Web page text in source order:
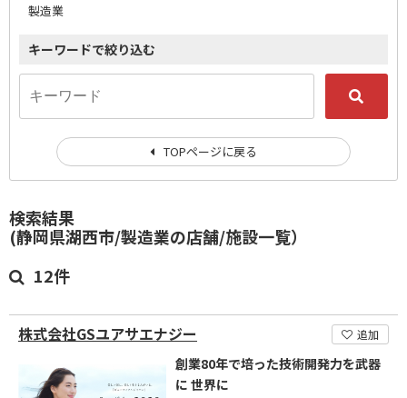
検索結果
(静岡県湖西市/製造業の店舗/施設一覧）
12件
株式会社GSユアサエナジー 追加
創業80年で培った技術開発力を武器
に 世界に
製造業
キーワードで絞り込む
TOPページに戻る